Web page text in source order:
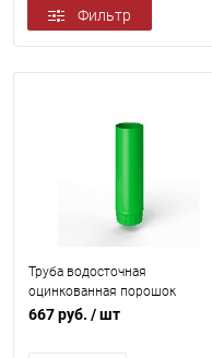
Фильтр
Труба водосточная
оцинкованная порошок
ф140х1250мм RAL 6038
667 руб. / шт